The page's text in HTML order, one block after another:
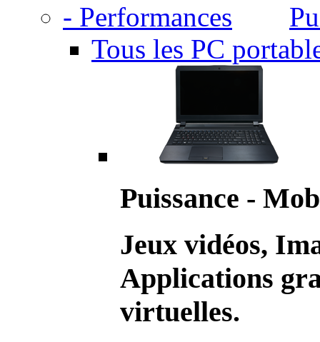
Tous les PC
Puissance -
Jeux vidéos,
Applications
virtuelles.